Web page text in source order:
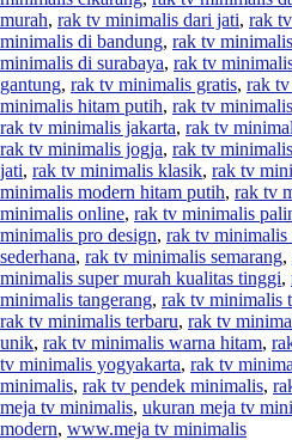
murah, rak tv minimalis dari jati, rak
minimalis di bandung, rak tv
minimalis di surabaya, rak tv
gantung, rak tv minimalis gratis, rak
minimalis hitam putih, rak tv
rak tv minimalis jakarta, rak tv
rak tv minimalis jogja, rak tv
jati, rak tv minimalis klasik, rak tv
minimalis modern hitam putih, rak tv
minimalis online, rak tv minimalis
minimalis pro design, rak tv minimalis
sederhana, rak tv minimalis semarang,
minimalis super murah kualitas tinggi,
minimalis tangerang, rak tv minimalis
rak tv minimalis terbaru, rak tv
unik, rak tv minimalis warna hitam,
tv minimalis yogyakarta, rak tv
minimalis, rak tv pendek minimalis,
meja tv minimalis, ukuran meja tv
modern, www.meja tv minimalis